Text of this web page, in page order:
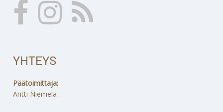
YHTEYS
Päätoimittaja:
Antti Niemelä